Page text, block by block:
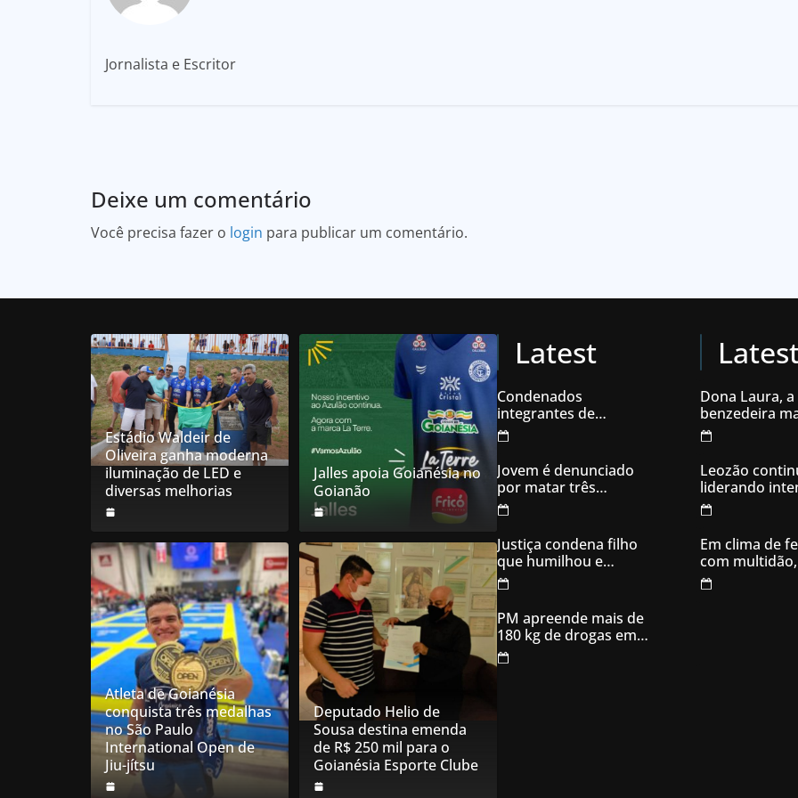
Jornalista e Escritor
Deixe um comentário
Você precisa fazer o login para publicar um comentário.
Estádio Waldeir de
Oliveira ganha moderna
iluminação de LED e
diversas melhorias
Jalles apoia Goianésia no
Goianão
Atleta de Goianésia
conquista três medalhas
no São Paulo
International Open de
Jiu-jítsu
Deputado Helio de
Sousa destina emenda
de R$ 250 mil para o
Goianésia Esporte Clube
Latest
Condenados
integrantes de
organização
criminosa acusados
de explodir caixas
eletrônicos
Jovem é denunciado
por matar três
filhotes de cachorro e
usar sangue para
ameaçar os donos,
em Aparecida de
Goiânia
Justiça condena filho
que humilhou e
ameaçou mãe idosa;
da prisão à sentença
condenatória foram
apenas 21 dias
PM apreende mais de
180 kg de drogas em
Goiás
Dona Laura, a
benzedeira
famosa de
Leozão
liderando
votos em
Em clima de
com
inaugura
campanha